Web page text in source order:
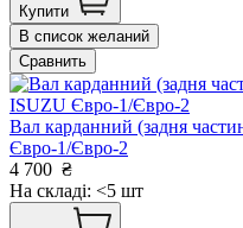
Купити
В список желаний
Сравнить
Вал карданний (задня
Євро-1/Євро-2
4 700 ₴
На складі: <5 шт